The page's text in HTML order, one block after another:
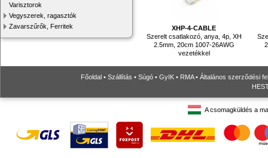
Varisztorok
Vegyszerek, ragasztók
Zavarszűrők, Ferritek
XHP-4-CABLE
Szerelt csatlakozó, anya, 4p, XH
2.5mm, 20cm 1007-26AWG
vezetékkel
Főoldal • Szállítás • Súgó • GyIK • RMA• Általános szerződési
A csomagküldés a